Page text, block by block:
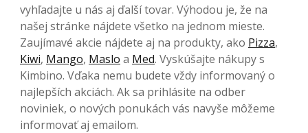
vyhľadajte u nás aj ďalší tovar. Výhodou je, že na
našej stránke nájdete všetko na jednom mieste.
Zaujímavé akcie nájdete aj na produkty, ako Pizza,
Kiwi, Mango, Maslo a Med. Vyskúšajte nákupy s
Kimbino. Vďaka nemu budete vždy informovaný o
najlepších akciách. Ak sa prihlásite na odber
noviniek, o nových ponukách vás navyše môžeme
informovať aj emailom.